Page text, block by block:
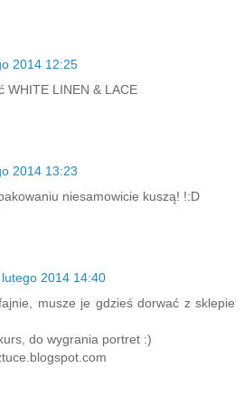
2014 12:25
WHITE LINEN & LACE
2014 13:23
niesamowicie kuszą! !:D
2014 14:40
musze je gdzieś dorwać z sklepie
do wygrania portret :)